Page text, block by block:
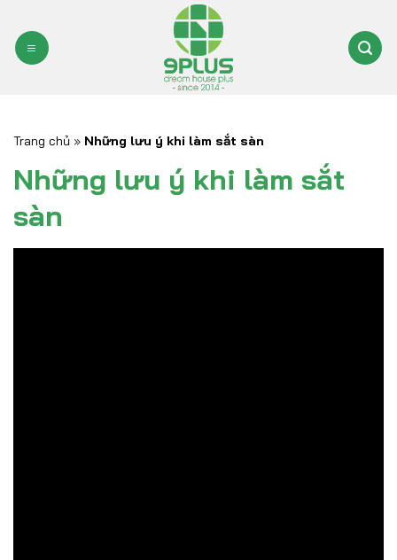
qua
nội
Trang chủ » Những lưu ý khi làm sắt sàn
Những lưu ý khi làm sắt
sàn